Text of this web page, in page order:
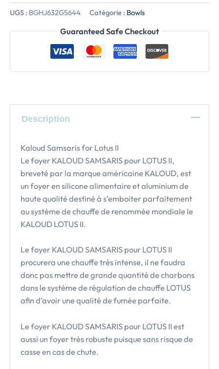
UGS : BGHJ632G5644 Catégorie : Bowls
Guaranteed Safe Checkout
Description
Kaloud Samsaris for Lotus II
Le foyer KALOUD SAMSARIS pour LOTUS II,
breveté par la marque américaine KALOUD, est
un foyer en silicone alimentaire et aluminium de
haute qualité destiné à s’emboiter parfaitement
au système de chauffe de renommée mondiale le
KALOUD LOTUS II.
Le foyer KALOUD SAMSARIS pour LOTUS II
procurera une chauffe très intense, il ne faudra
donc pas mettre de grande quantité de charbons
dans le système de régulation de chauffe LOTUS
afin d’avoir une qualité de fumée parfaite.
Le foyer KALOUD SAMSARIS pour LOTUS II est
aussi un foyer très robuste puisque sans risque de
casse en cas de chute.